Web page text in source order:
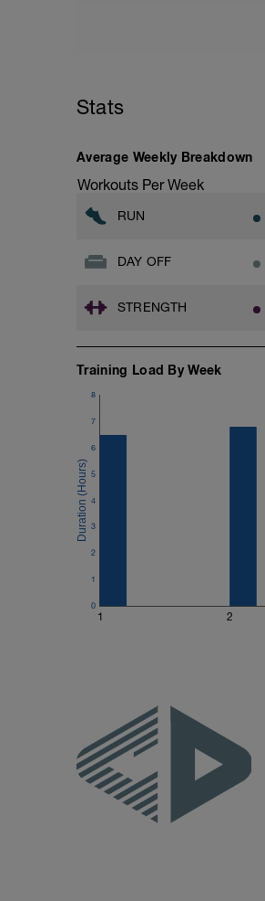
Stats
Average Weekly Breakdown
Workouts Per Week
RUN
DAY OFF
STRENGTH
Training Load By Week
1 2
0
1
2
3
4
5
6
7
8